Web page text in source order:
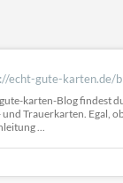
echt-gute-karten.de/
karten-Blog findest
Trauerkarten. Egal,
...